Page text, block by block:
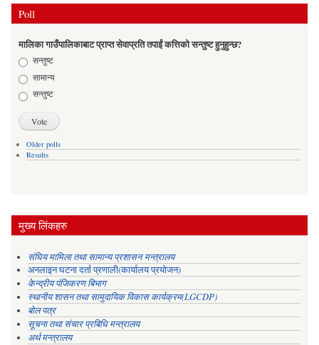
Poll
मालिका गाउँपालिकाबाट प्राप्त सेवाप्रति तपाईं कत्तिको सन्तुष्ट हुनुहुन्छ?
Choices
सन्तुष्ट
सामान्य
सन्तुष्ट
Older polls
Results
मुख्य लिंकहरु
संघिय मामिला तथा सामान्य प्रशासन मन्त्रालय
अनलाइन घटना दर्ता प्रणाली(कार्यालय प्रयोजन)
केन्द्रीय पंजिकरण बिभाग
स्थानीय शासन तथा सामुदायिक विकास कार्यक्रम(LGCDP)
बोल पत्र
सूचना तथा संचार प्रबिधि मन्त्रालय
अर्थ मन्त्रालय